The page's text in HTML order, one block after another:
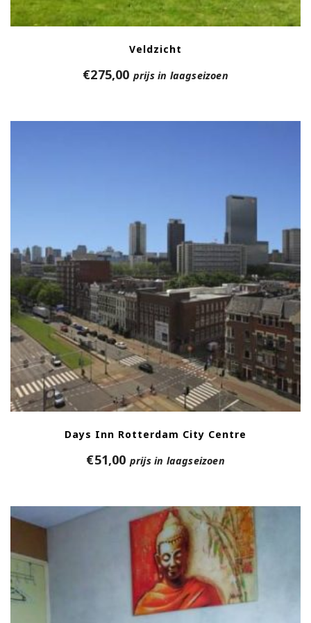
Veldzicht
€275,00 prijs in laagseizoen
Days Inn Rotterdam City Centre
€51,00 prijs in laagseizoen